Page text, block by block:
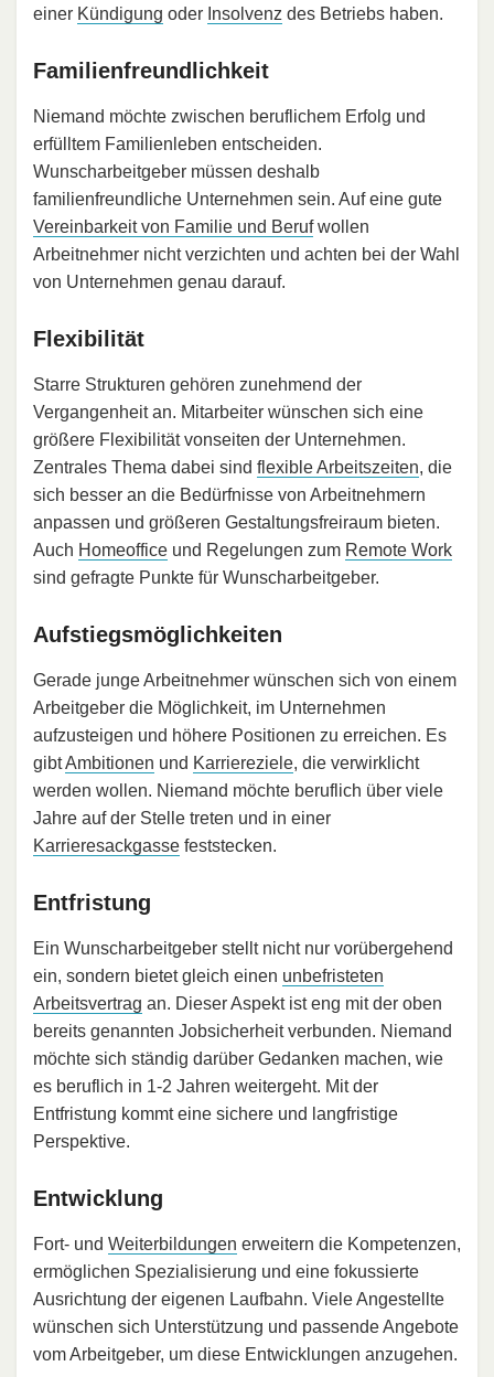
einer Kündigung oder Insolvenz des Betriebs haben.
Familienfreundlichkeit
Niemand möchte zwischen beruflichem Erfolg und
erfülltem Familienleben entscheiden.
Wunscharbeitgeber müssen deshalb
familienfreundliche Unternehmen sein. Auf eine gute
Vereinbarkeit von Familie und Berufwollen
Arbeitnehmer nicht verzichten und achten bei der Wahl
von Unternehmen genau darauf.
Flexibilität
Starre Strukturen gehören zunehmend der
Vergangenheit an. Mitarbeiter wünschen sich eine
größere Flexibilität vonseiten der Unternehmen.
Zentrales Thema dabei sind flexible Arbeitszeiten, die
sich besser an die Bedürfnisse von Arbeitnehmern
anpassen und größeren Gestaltungsfreiraum bieten.
Auch Homeoffice und Regelungen zum Remote Work
sind gefragte Punkte für Wunscharbeitgeber.
Aufstiegsmöglichkeiten
Gerade junge Arbeitnehmer wünschen sich von einem
Arbeitgeber die Möglichkeit, im Unternehmen
aufzusteigen und höhere Positionen zu erreichen. Es
gibtAmbitionen und Karriereziele, die verwirklicht
werden wollen. Niemand möchte beruflich über viele
Jahre auf der Stelle treten und in einer
Karrieresackgasse feststecken.
Entfristung
Ein Wunscharbeitgeber stellt nicht nur vorübergehend
ein, sondern bietet gleich einen unbefristeten
Arbeitsvertrag an. Dieser Aspekt ist eng mit der oben
bereits genannten Jobsicherheit verbunden. Niemand
möchte sich ständig darüber Gedanken machen, wie
es beruflich in 1-2 Jahren weitergeht. Mit der
Entfristung kommt eine sichere und langfristige
Perspektive.
Entwicklung
Fort- und Weiterbildungen erweitern die Kompetenzen,
ermöglichen Spezialisierung und eine fokussierte
Ausrichtung der eigenen Laufbahn. Viele Angestellte
wünschen sich Unterstützung und passende Angebote
vom Arbeitgeber, um diese Entwicklungen anzugehen.